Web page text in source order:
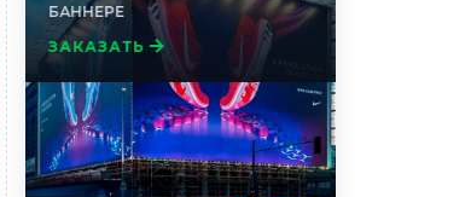
БАННЕРЕ
ЗАКАЗАТЬ